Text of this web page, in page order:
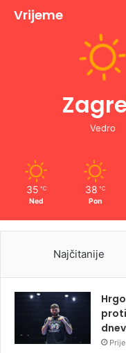
Vrijeme
Vedro
35 ℃
Ned
38 ℃
Pon
Najčitanije